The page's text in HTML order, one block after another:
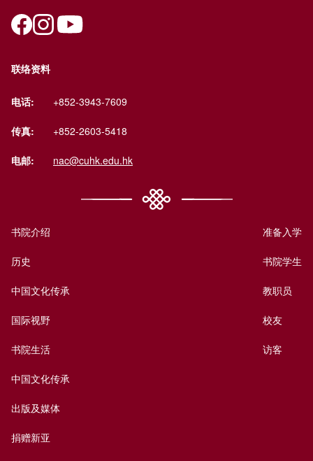
联络资料
电话: +852-3943-7609
传真: +852-2603-5418
电邮: nac@cuhk.edu.hk
书院介绍
历史
中国文化传承
国际视野
书院生活
中国文化传承
出版及媒体
捐赠新亚
准备入学
书院学生
教职员
校友
访客